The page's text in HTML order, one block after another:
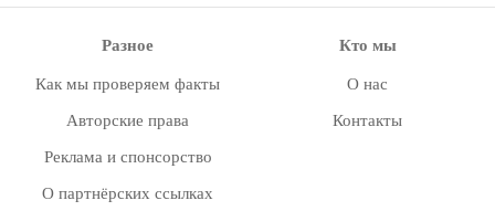
Разное
Как мы проверяем факты
Авторские права
Реклама и спонсорство
О партнёрских ссылках
Кто мы
О нас
Контакты